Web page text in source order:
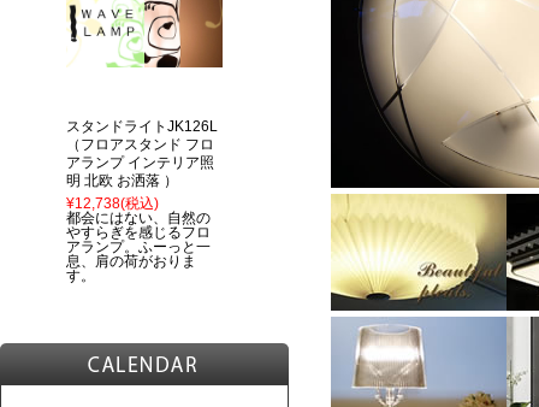
スタンドライトJK126L
（フロアスタンド フロ
アランプ インテリア照
明 北欧 お洒落 ）
¥12,738(税込)
都会にはない、自然の
やすらぎを感じるフロ
アランプ。ふーっと一
息、肩の荷がおりま
す。